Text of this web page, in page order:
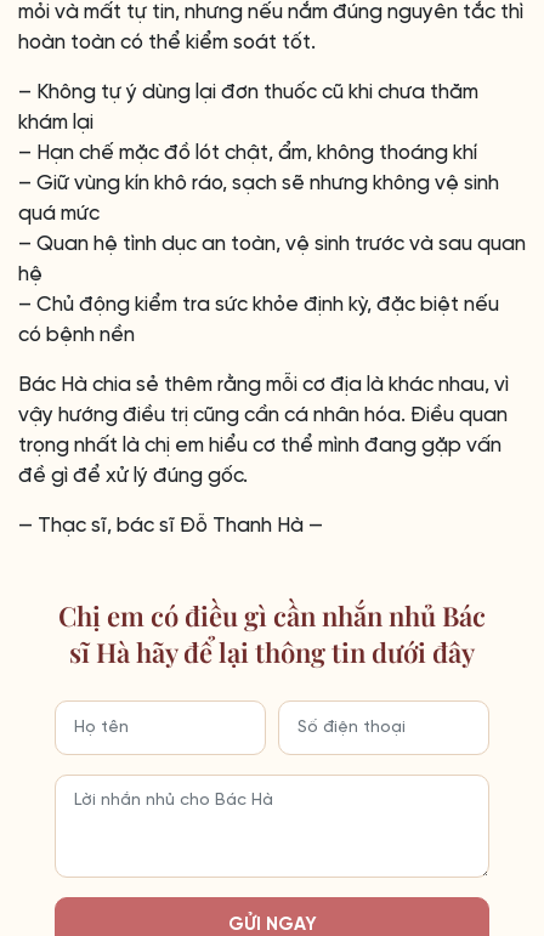
mỏi và mất tự tin, nhưng nếu nắm đúng nguyên tắc thì
hoàn toàn có thể kiểm soát tốt.
– Không tự ý dùng lại đơn thuốc cũ khi chưa thăm
khám lại
– Hạn chế mặc đồ lót chật, ẩm, không thoáng khí
– Giữ vùng kín khô ráo, sạch sẽ nhưng không vệ sinh
quá mức
– Quan hệ tình dục an toàn, vệ sinh trước và sau quan
hệ
– Chủ động kiểm tra sức khỏe định kỳ, đặc biệt nếu
có bệnh nền
Bác Hà chia sẻ thêm rằng mỗi cơ địa là khác nhau, vì
vậy hướng điều trị cũng cần cá nhân hóa. Điều quan
trọng nhất là chị em hiểu cơ thể mình đang gặp vấn
đề gì để xử lý đúng gốc.
— Thạc sĩ, bác sĩ Đỗ Thanh Hà —
Chị em có điều gì cần nhắn nhủ Bác
sĩ Hà hãy để lại thông tin dưới đây
GỬI NGAY